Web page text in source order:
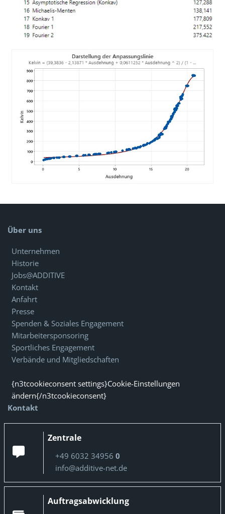
Über uns
Unternehmen
Historie
Jobs@ADDITIVE
Kontakt
Anfahrt
Presse
Spenden & Soziales Engagement
Mitarbeitersponsoring
Sportliches Engagement
Verbände und Mitgliedschaften
{n3tcookieconsent settings}Cookie-Einstellungen
ändern{/n3tcookieconsent}
Kontakt
Zentrale
+49 6032 34956 0
info@additive-net.de
Auftragsabwicklung